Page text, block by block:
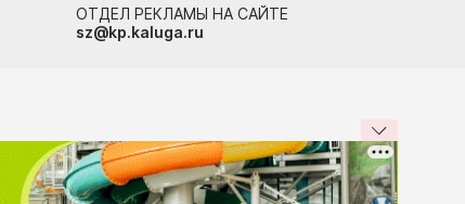
ОТДЕЛ РЕКЛАМЫ НА САЙТЕ
sz@kp.kaluga.ru